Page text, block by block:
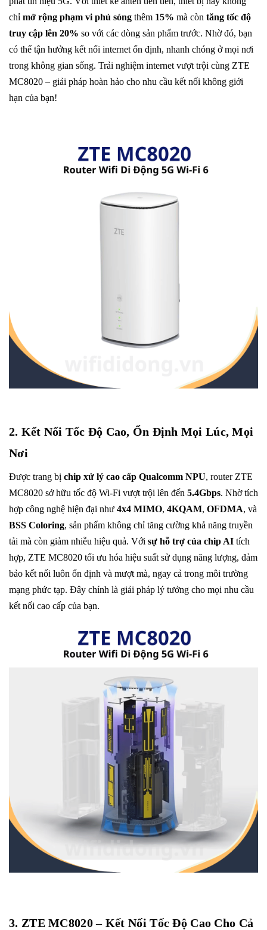
chỉ mở rộng phạm vi phủ sóng thêm 15% mà còn tăng tốc độ
truy cập lên 20% so với các dòng sản phẩm trước. Nhờ đó, bạn
có thể tận hưởng kết nối internet ổn định, nhanh chóng ở mọi nơi
trong không gian sống. Trải nghiệm internet vượt trội cùng ZTE
MC8020 – giải pháp hoàn hảo cho nhu cầu kết nối không giới
hạn của bạn!
2. Kết Nối Tốc Độ Cao, Ổn Định Mọi Lúc, Mọi
Nơi
Được trang bị chip xử lý cao cấp Qualcomm NPU, router ZTE
MC8020 sở hữu tốc độ Wi-Fi vượt trội lên đến 5.4Gbps. Nhờ tích
hợp công nghệ hiện đại như 4x4 MIMO, 4KQAM, OFDMA, và
BSS Coloring, sản phẩm không chỉ tăng cường khả năng truyền
tải mà còn giảm nhiễu hiệu quả. Với sự hỗ trợ của chip AI tích
hợp, ZTE MC8020 tối ưu hóa hiệu suất sử dụng năng lượng, đảm
bảo kết nối luôn ổn định và mượt mà, ngay cả trong môi trường
mạng phức tạp. Đây chính là giải pháp lý tưởng cho mọi nhu cầu
kết nối cao cấp của bạn.
3. ZTE MC8020 – Kết Nối Tốc Độ Cao Cho Cả